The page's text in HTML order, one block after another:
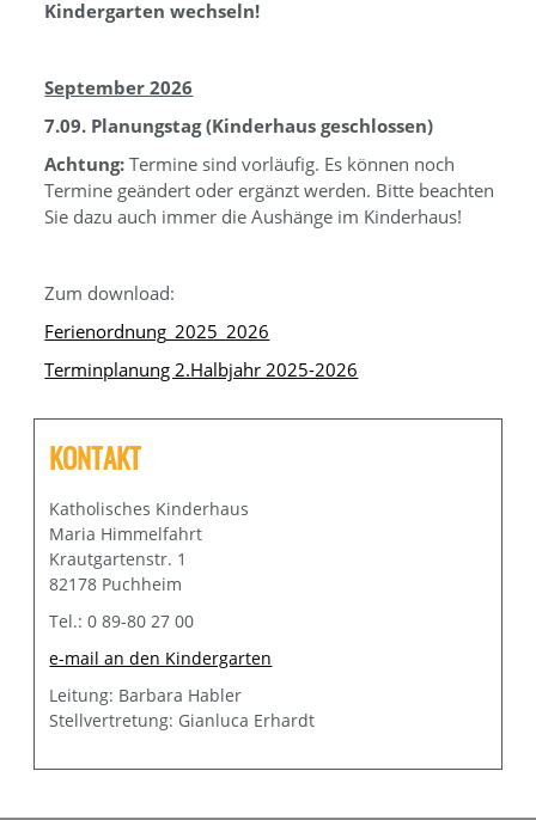
Kindergarten wechseln!
September 2026
7.09. Planungstag (Kinderhaus geschlossen)
Achtung: Termine sind vorläufig. Es können noch
Termine geändert oder ergänzt werden. Bitte beachten
Sie dazu auch immer die Aushänge im Kinderhaus!
Zum download:
Ferienordnung_2025_2026
Terminplanung 2.Halbjahr 2025-2026
KONTAKT
Katholisches Kinderhaus
Maria Himmelfahrt
Krautgartenstr. 1
82178 Puchheim
Tel.: 0 89-80 27 00
e-mail an den Kindergarten
Leitung: Barbara Habler
Stellvertretung: Gianluca Erhardt